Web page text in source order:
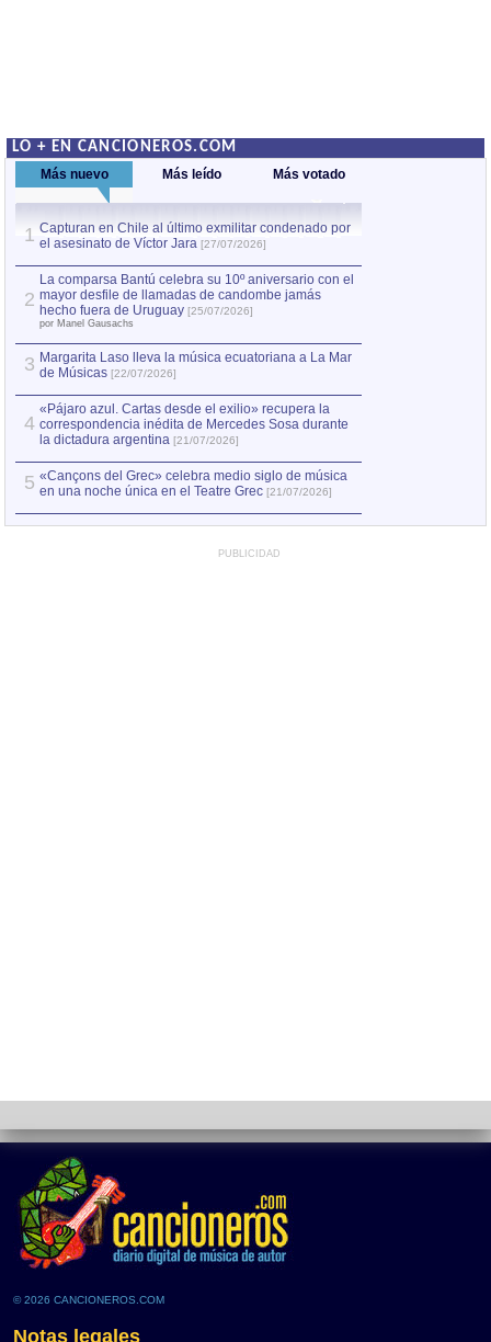
LO + EN CANCIONEROS.COM
Más nuevo Más leído Más votado
1 Capturan en Chile al último exmilitar condenado por
el asesinato de Víctor Jara [27/07/2026]
2
La comparsa Bantú celebra su 10º aniversario con el
mayor desfile de llamadas de candombe jamás
hecho fuera de Uruguay [25/07/2026]
por Manel Gausachs
3 Margarita Laso lleva la música ecuatoriana a La Mar
de Músicas [22/07/2026]
4
«Pájaro azul. Cartas desde el exilio» recupera la
correspondencia inédita de Mercedes Sosa durante
la dictadura argentina [21/07/2026]
5 «Cançons del Grec» celebra medio siglo de música
en una noche única en el Teatre Grec [21/07/2026]
PUBLICIDAD
© 2026 CANCIONEROS.COM
Notas legales